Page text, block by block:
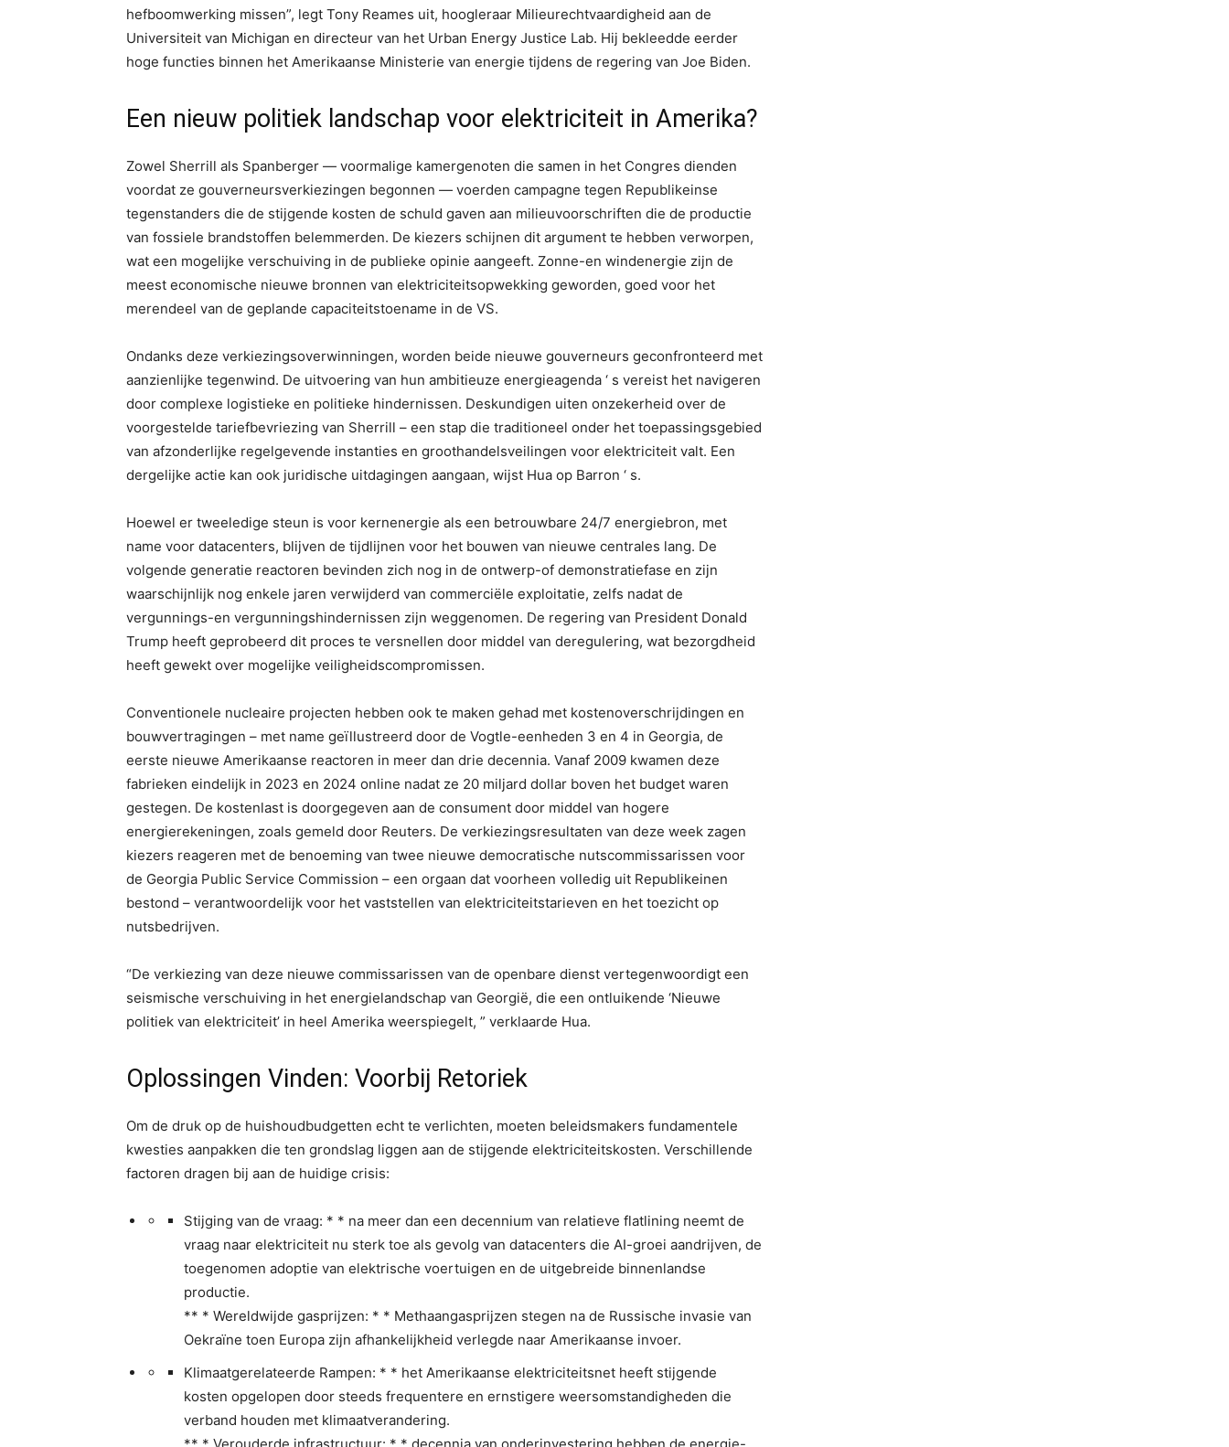
hefboomwerking missen”, legt Tony Reames uit, hoogleraar Milieurechtvaardigheid aan de
Universiteit van Michigan en directeur van het Urban Energy Justice Lab. Hij bekleedde eerder
hoge functies binnen het Amerikaanse Ministerie van energie tijdens de regering van Joe Biden.
Een nieuw politiek landschap voor elektriciteit in Amerika?
Zowel Sherrill als Spanberger — voormalige kamergenoten die samen in het Congres dienden
voordat ze gouverneursverkiezingen begonnen — voerden campagne tegen Republikeinse
tegenstanders die de stijgende kosten de schuld gaven aan milieuvoorschriften die de productie
van fossiele brandstoffen belemmerden. De kiezers schijnen dit argument te hebben verworpen,
wat een mogelijke verschuiving in de publieke opinie aangeeft. Zonne-en windenergie zijn de
meest economische nieuwe bronnen van elektriciteitsopwekking geworden, goed voor het
merendeel van de geplande capaciteitstoename in de VS.
Ondanks deze verkiezingsoverwinningen, worden beide nieuwe gouverneurs geconfronteerd met
aanzienlijke tegenwind. De uitvoering van hun ambitieuze energieagenda ‘ s vereist het navigeren
door complexe logistieke en politieke hindernissen. Deskundigen uiten onzekerheid over de
voorgestelde tariefbevriezing van Sherrill – een stap die traditioneel onder het toepassingsgebied
van afzonderlijke regelgevende instanties en groothandelsveilingen voor elektriciteit valt. Een
dergelijke actie kan ook juridische uitdagingen aangaan, wijst Hua op Barron ‘ s.
Hoewel er tweeledige steun is voor kernenergie als een betrouwbare 24/7 energiebron, met
name voor datacenters, blijven de tijdlijnen voor het bouwen van nieuwe centrales lang. De
volgende generatie reactoren bevinden zich nog in de ontwerp-of demonstratiefase en zijn
waarschijnlijk nog enkele jaren verwijderd van commerciële exploitatie, zelfs nadat de
vergunnings-en vergunningshindernissen zijn weggenomen. De regering van President Donald
Trump heeft geprobeerd dit proces te versnellen door middel van deregulering, wat bezorgdheid
heeft gewekt over mogelijke veiligheidscompromissen.
Conventionele nucleaire projecten hebben ook te maken gehad met kostenoverschrijdingen en
bouwvertragingen – met name geïllustreerd door de Vogtle-eenheden 3 en 4 in Georgia, de
eerste nieuwe Amerikaanse reactoren in meer dan drie decennia. Vanaf 2009 kwamen deze
fabrieken eindelijk in 2023 en 2024 online nadat ze 20 miljard dollar boven het budget waren
gestegen. De kostenlast is doorgegeven aan de consument door middel van hogere
energierekeningen, zoals gemeld door Reuters. De verkiezingsresultaten van deze week zagen
kiezers reageren met de benoeming van twee nieuwe democratische nutscommissarissen voor
de Georgia Public Service Commission – een orgaan dat voorheen volledig uit Republikeinen
bestond – verantwoordelijk voor het vaststellen van elektriciteitstarieven en het toezicht op
nutsbedrijven.
“De verkiezing van deze nieuwe commissarissen van de openbare dienst vertegenwoordigt een
seismische verschuiving in het energielandschap van Georgië, die een ontluikende ‘Nieuwe
politiek van elektriciteit’ in heel Amerika weerspiegelt, ” verklaarde Hua.
Oplossingen Vinden: Voorbij Retoriek
Om de druk op de huishoudbudgetten echt te verlichten, moeten beleidsmakers fundamentele
kwesties aanpakken die ten grondslag liggen aan de stijgende elektriciteitskosten. Verschillende
factoren dragen bij aan de huidige crisis:
Stijging van de vraag: * * na meer dan een decennium van relatieve flatlining neemt de
vraag naar elektriciteit nu sterk toe als gevolg van datacenters die AI-groei aandrijven, de
toegenomen adoptie van elektrische voertuigen en de uitgebreide binnenlandse
productie.
** * Wereldwijde gasprijzen: * * Methaangasprijzen stegen na de Russische invasie van
Oekraïne toen Europa zijn afhankelijkheid verlegde naar Amerikaanse invoer.
Klimaatgerelateerde Rampen: * * het Amerikaanse elektriciteitsnet heeft stijgende
kosten opgelopen door steeds frequentere en ernstigere weersomstandigheden die
verband houden met klimaatverandering.